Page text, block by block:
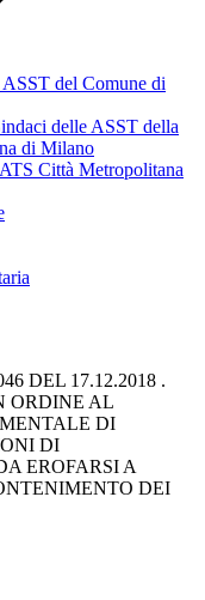
del Comune di
delle ASST della
di Milano
Città Metropolitana
DEL 17.12.2018 .
ORDINE AL
DI
DI
EROFARSI A
DEI